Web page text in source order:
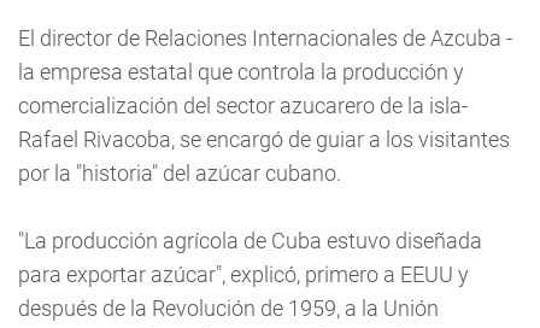
El director de Relaciones Internacionales de Azcuba -
la empresa estatal que controla la producción y
comercialización del sector azucarero de la isla-
Rafael Rivacoba, se encargó de guiar a los visitantes
por la "historia" del azúcar cubano.
"La producción agrícola de Cuba estuvo diseñada
para exportar azúcar", explicó, primero a EEUU y
después de la Revolución de 1959, a la Unión